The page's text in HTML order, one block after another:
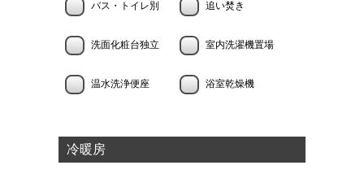
バス・トイレ別 追い焚き
洗面化粧台独立 室内洗濯機置場
温水洗浄便座 浴室乾燥機
冷暖房